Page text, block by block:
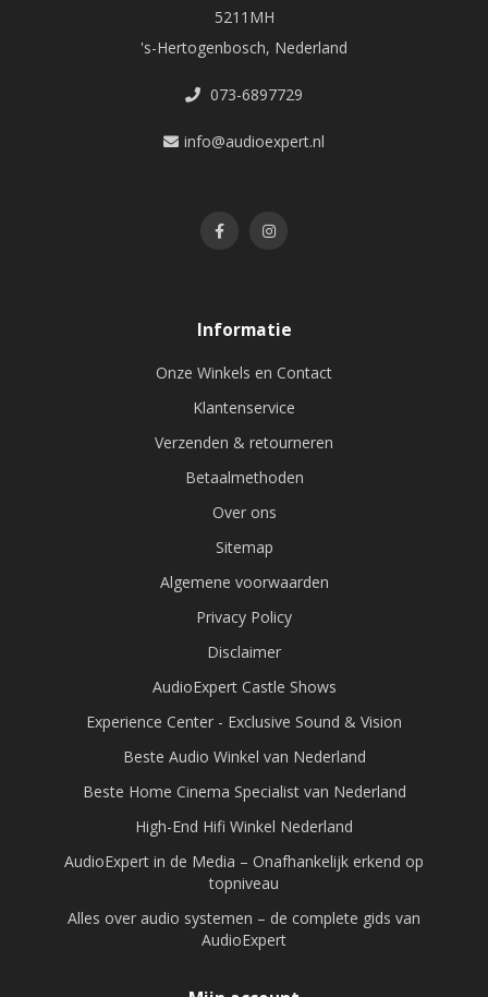
5211MH
's-Hertogenbosch, Nederland
073-6897729
info@audioexpert.nl
Informatie
Onze Winkels en Contact
Klantenservice
Verzenden & retourneren
Betaalmethoden
Over ons
Sitemap
Algemene voorwaarden
Privacy Policy
Disclaimer
AudioExpert Castle Shows
Experience Center - Exclusive Sound & Vision
Beste Audio Winkel van Nederland
Beste Home Cinema Specialist van Nederland
High-End Hifi Winkel Nederland
AudioExpert in de Media – Onafhankelijk erkend op
topniveau
Alles over audio systemen – de complete gids van
AudioExpert